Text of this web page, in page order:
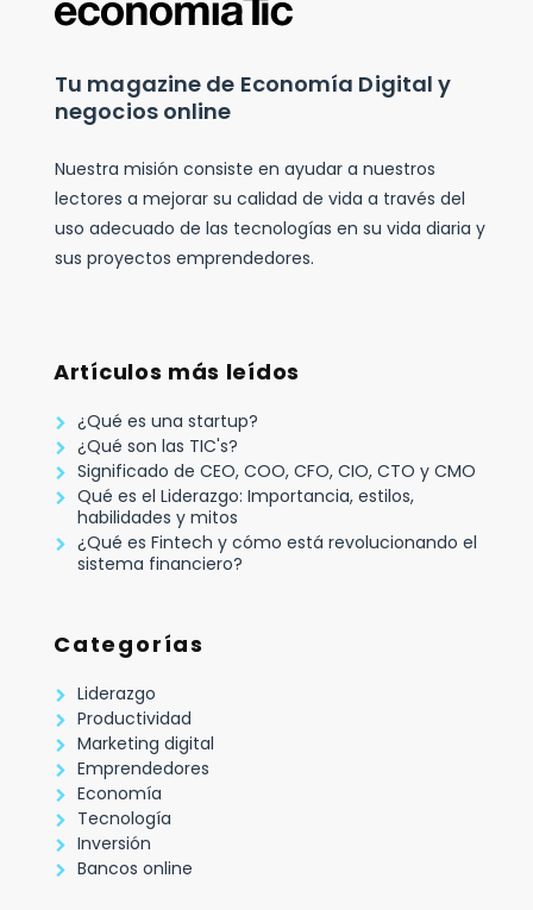
Tu magazine de Economía Digital y
negocios online
Nuestra misión consiste en ayudar a nuestros
lectores a mejorar su calidad de vida a través del
uso adecuado de las tecnologías en su vida diaria y
sus proyectos emprendedores.
Artículos más leídos
¿Qué es una startup?
¿Qué son las TIC's?
Significado de CEO, COO, CFO, CIO, CTO y CMO
Qué es el Liderazgo: Importancia, estilos,
habilidades y mitos
¿Qué es Fintech y cómo está revolucionando el
sistema financiero?
Categorías
Liderazgo
Productividad
Marketing digital
Emprendedores
Economía
Tecnología
Inversión
Bancos online